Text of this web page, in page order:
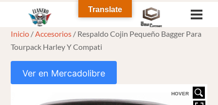
content
Inicio /Accesorios / Respaldo Cojin Pequeño Bagger Para
Tourpack Harley Y Compati
Ver en Mercadolibre
HOVER
Translate